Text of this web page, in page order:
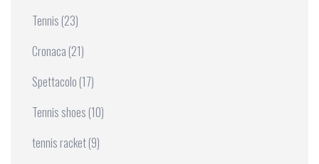
Tennis (23)
Cronaca (21)
Spettacolo (17)
Tennis shoes (10)
tennis racket(9)